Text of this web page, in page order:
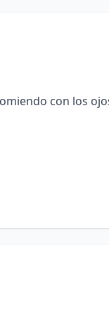
con los